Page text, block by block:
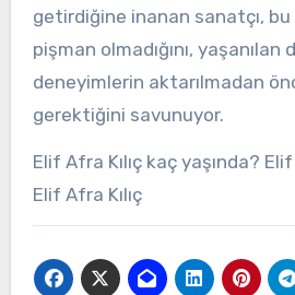
getirdiğine inanan sanatçı,
pişman olmadığını, yaşanılan
deneyimlerin aktarılmadan
gerektiğini savunuyor.
Elif Afra Kılıç kaç yaşında?
Elif Afra Kılıç